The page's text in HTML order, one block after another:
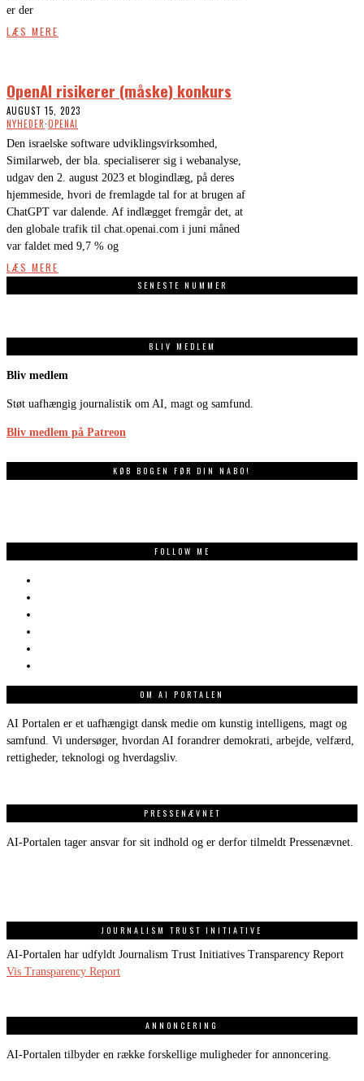
er der
LÆS MERE
OpenAI risikerer (måske) konkurs
AUGUST 15, 2023
NYHEDER·OPENAI
Den israelske software udviklingsvirksomhed,
Similarweb, der bla. specialiserer sig i webanalyse,
udgav den 2. august 2023 et blogindlæg, på deres
hjemmeside, hvori de fremlagde tal for at brugen af
ChatGPT var dalende. Af indlægget fremgår det, at
den globale trafik til chat.openai.com i juni måned
var faldet med 9,7 % og
LÆS MERE
SENESTE NUMMER
BLIV MEDLEM
Bliv medlem
Støt uafhængig journalistik om AI, magt og samfund.
Bliv medlem på Patreon
KØB BOGEN FØR DIN NABO!
FOLLOW ME
OM AI PORTALEN
AI Portalen er et uafhængigt dansk medie om kunstig intelligens, magt og
samfund. Vi undersøger, hvordan AI forandrer demokrati, arbejde, velfærd,
rettigheder, teknologi og hverdagsliv.
PRESSENÆVNET
AI-Portalen tager ansvar for sit indhold og er derfor tilmeldt Pressenævnet.
JOURNALISM TRUST INITIATIVE
AI-Portalen har udfyldt Journalism Trust Initiatives Transparency Report
Vis Transparency Report
ANNONCERING
AI-Portalen tilbyder en række forskellige muligheder for annoncering.